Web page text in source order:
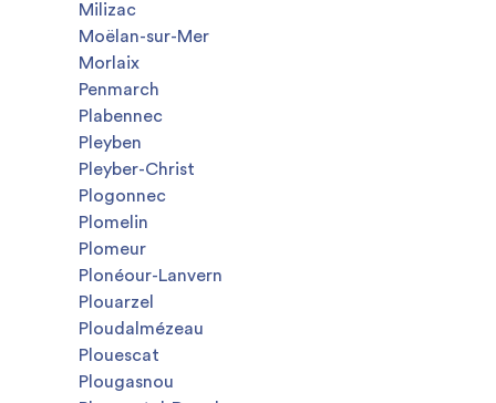
Milizac
Moëlan-sur-Mer
Morlaix
Penmarch
Plabennec
Pleyben
Pleyber-Christ
Plogonnec
Plomelin
Plomeur
Plonéour-Lanvern
Plouarzel
Ploudalmézeau
Plouescat
Plougasnou